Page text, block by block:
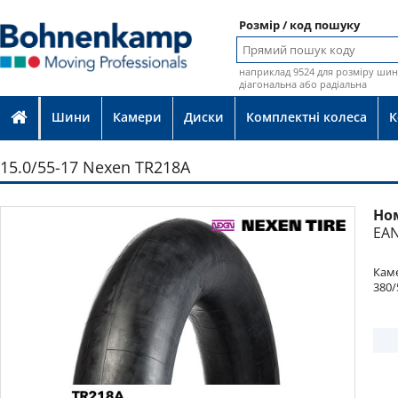
Розмір / код пошуку
наприклад 9524 для розміру
діагональна або радіальна
Шини Камери Диски Комплектні колеса
15.0/55-17 Nexen TR218A